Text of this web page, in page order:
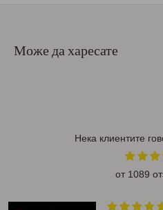
Може да харесате
Нека клиентите
от 1089